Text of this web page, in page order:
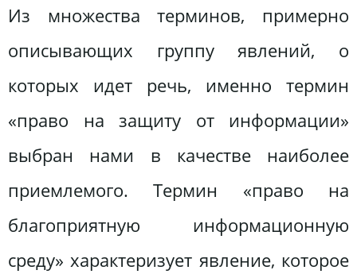
Из множества терминов, примерно
описывающих группу явлений, о
которых идет речь, именно термин
«право на защиту от информации»
выбран нами в качестве наиболее
приемлемого. Термин «право на
благоприятную информационную
среду» характеризует явление, которое